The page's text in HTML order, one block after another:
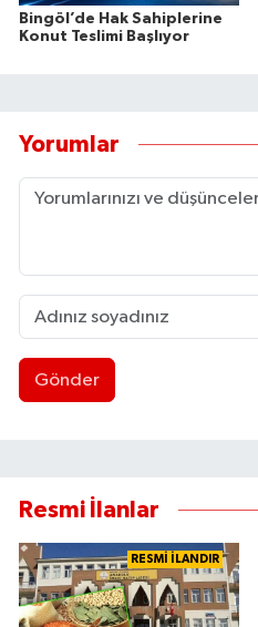
Bingöl’de Hak Sahiplerine
Konut Teslimi Başlıyor
Yorumlar
Gönder
Resmi İlanlar
RESMİ İLANDIR